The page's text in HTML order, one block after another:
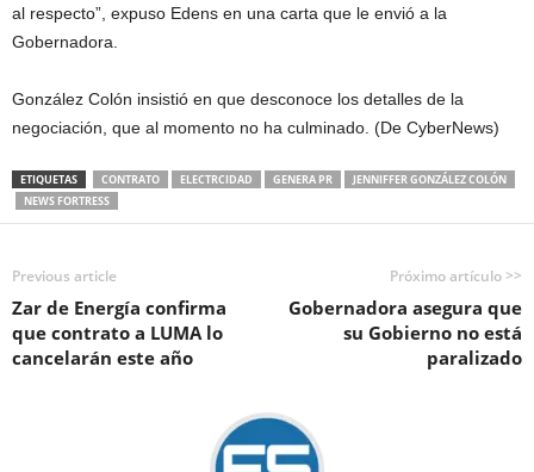
al respecto”, expuso Edens en una carta que le envió a la
Gobernadora.
González Colón insistió en que desconoce los detalles de la
negociación, que al momento no ha culminado. (De CyberNews)
ETIQUETAS CONTRATO ELECTRCIDAD GENERA PR
JENNIFFER GONZÁLEZ COLÓN
NEWS FORTRESS
Previous article
Zar de Energía confirma
que contrato a LUMA lo
cancelarán este año
Próximo artículo >>
Gobernadora asegura que
su Gobierno no está
paralizado